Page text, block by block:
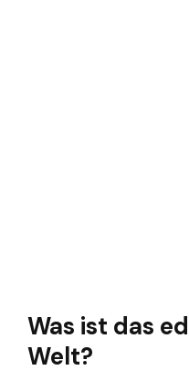
Was ist das
Welt?